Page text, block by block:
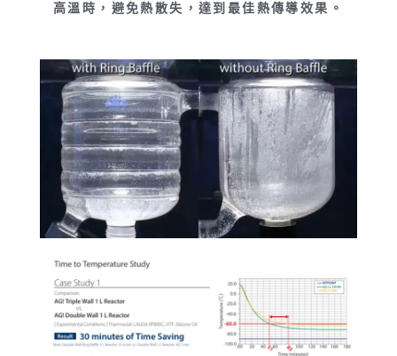
高溫時，避免熱散失，達到最佳熱傳導效果。